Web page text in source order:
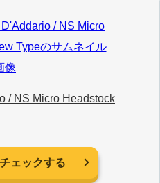
/ NS Micro Headstock
ェックする